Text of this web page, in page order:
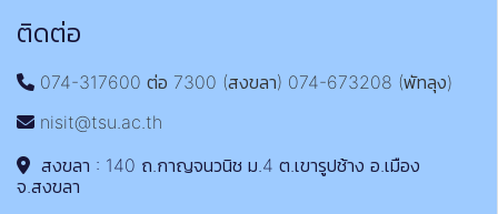
ติดต่อ
074-317600 ต่อ 7300 (สงขลา) 074-673208 (พัทลุง)
nisit@tsu.ac.th
สงขลา : 140 ถ.กาญจนวนิช ม.4 ต.เขารูปช้าง อ.เมือง
จ.สงขลา